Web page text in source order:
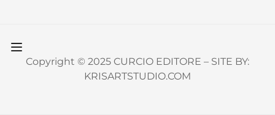
Copyright © 2025 CURCIO EDITORE – SITE BY:
KRISARTSTUDIO.COM